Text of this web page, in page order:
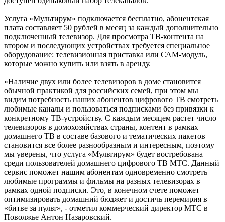
Услуга «Мультирум» подключается бесплатно, абонентская
плата составляет 50 рублей в месяц за каждый дополнительно
подключенный телевизор. Для просмотра ТВ-контента на
втором и последующих устройствах требуется специальное
оборудование: телевизионная приставка или САМ-модуль,
которые можно купить или взять в аренду.
«Наличие двух или более телевизоров в доме становится
обычной практикой для российских семей, при этом мы
видим потребность наших абонентов цифрового ТВ смотреть
любимые каналы и пользоваться подписками без привязки к
конкретному ТВ-устройству. С каждым месяцем растет число
телевизоров в домохозяйствах страны, контент в рамках
домашнего ТВ в составе базового и тематических пакетов
становится все более разнообразным и интересным, поэтому
мы уверены, что услуга «Мультирум» будет востребована
среди пользователей домашнего цифрового ТВ МТС. Данный
сервис поможет нашим абонентам одновременно смотреть
любимые программы и фильмы на разных телевизорах в
рамках одной подписки. Это, в конечном счете поможет
оптимизировать домашний бюджет и достичь перемирия в
«битве за пульт», - отметил коммерческий директор МТС в
Поволжье Антон Назаровский.